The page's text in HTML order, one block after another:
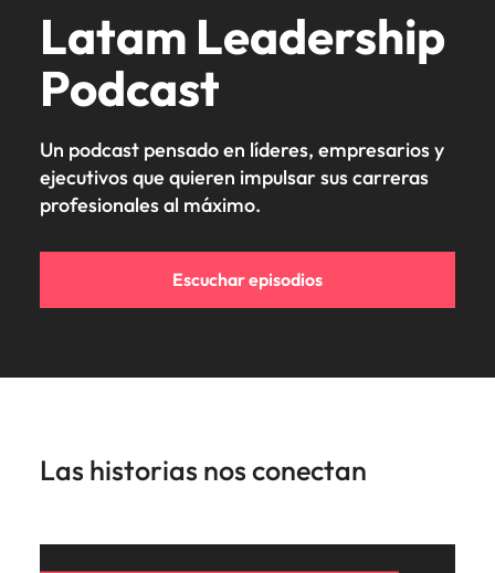
Latam Leadership
Podcast
Un podcast pensado en líderes, empresarios y
ejecutivos que quieren impulsar sus carreras
profesionales al máximo.
Escuchar episodios
Las historias nos conectan